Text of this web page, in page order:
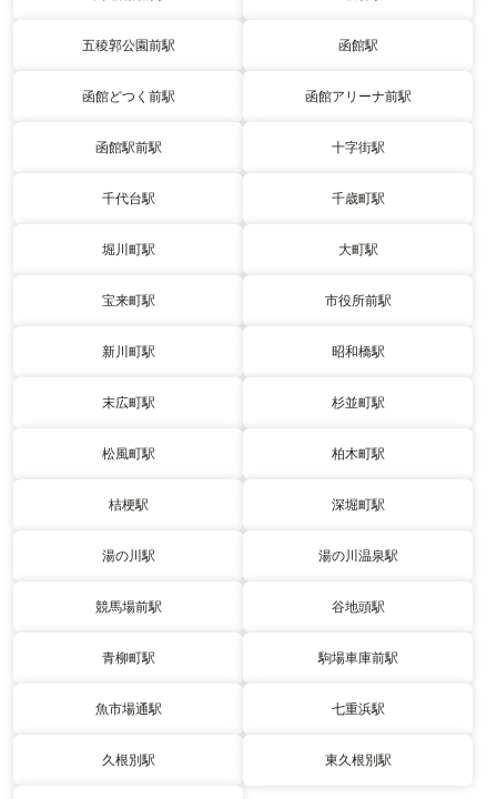
五稜郭公園前駅 函館駅
函館どつく前駅 函館アリーナ前駅
函館駅前駅 十字街駅
千代台駅 千歳町駅
堀川町駅 大町駅
宝来町駅 市役所前駅
新川町駅 昭和橋駅
末広町駅 杉並町駅
松風町駅 柏木町駅
桔梗駅 深堀町駅
湯の川駅 湯の川温泉駅
競馬場前駅 谷地頭駅
青柳町駅 駒場車庫前駅
魚市場通駅 七重浜駅
久根別駅 東久根別駅